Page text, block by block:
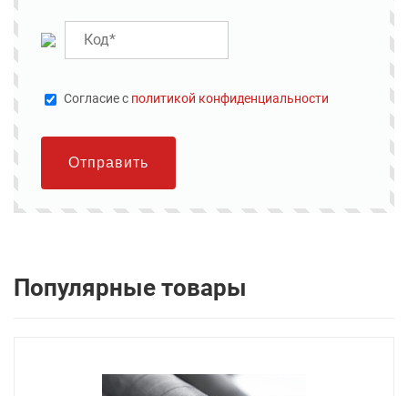
Cогласие с политикой конфиденциальности
Отправить
Популярные товары